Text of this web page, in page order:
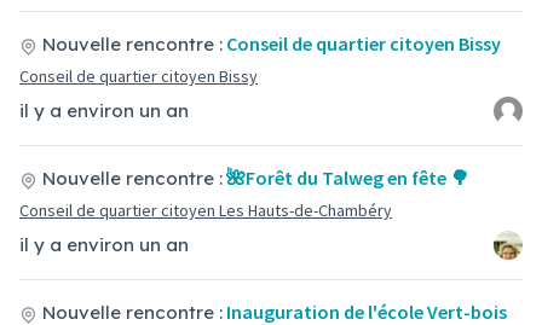
il y a environ un an
Nouvelle rencontre : Conseil de quartier citoyen Bissy
Conseil de quartier citoyen Bissy
il y a environ un an
Nouvelle rencontre :🌺Forêt du Talweg en fête 🌳
Conseil de quartier citoyen Les Hauts-de-Chambéry
Nouvelle rencontre : Inauguration de l'école Vert-bois